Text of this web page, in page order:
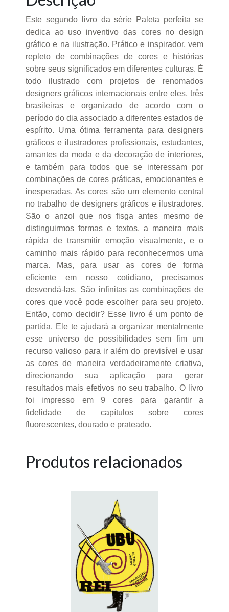
Este segundo livro da série Paleta perfeita se
dedica ao uso inventivo das cores no design
gráfico e na ilustração. Prático e inspirador, vem
repleto de combinações de cores e histórias
sobre seus significados em diferentes culturas. É
todo ilustrado com projetos de renomados
designers gráficos internacionais entre eles, três
brasileiras e organizado de acordo com o
período do dia associado a diferentes estados de
espírito. Uma ótima ferramenta para designers
gráficos e ilustradores profissionais, estudantes,
amantes da moda e da decoração de interiores,
e também para todos que se interessam por
combinações de cores práticas, emocionantes e
inesperadas. As cores são um elemento central
no trabalho de designers gráficos e ilustradores.
São o anzol que nos fisga antes mesmo de
distinguirmos formas e textos, a maneira mais
rápida de transmitir emoção visualmente, e o
caminho mais rápido para reconhecermos uma
marca. Mas, para usar as cores de forma
eficiente em nosso cotidiano, precisamos
desvendá-las. São infinitas as combinações de
cores que você pode escolher para seu projeto.
Então, como decidir? Esse livro é um ponto de
partida. Ele te ajudará a organizar mentalmente
esse universo de possibilidades sem fim um
recurso valioso para ir além do previsível e usar
as cores de maneira verdadeiramente criativa,
direcionando sua aplicação para gerar
resultados mais efetivos no seu trabalho. O livro
foi impresso em 9 cores para garantir a
fidelidade de capítulos sobre cores
fluorescentes, dourado e prateado.
Produtos relacionados